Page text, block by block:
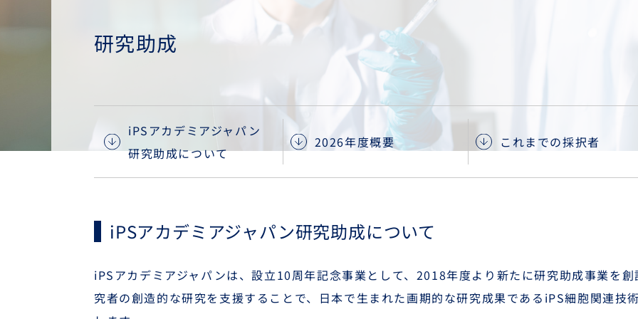
研究助成
iPSアカデミアジャパン
研究助成について
2026年度概要 これまでの採択者
iPSアカデミアジャパン研究助成について
iPSアカデミアジャパンは、設立10周年記念事業として、2018年度より新たに研究助成事業を
究者の創造的な研究を支援することで、日本で生まれた画期的な研究成果であるiPS細胞関連技